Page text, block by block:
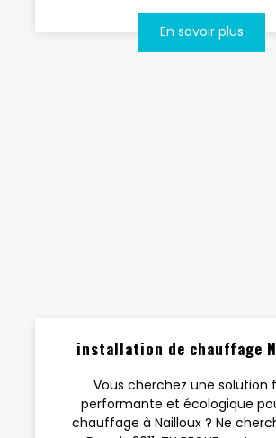
En savoir plus
installation de chauffage
Vous cherchez une solution
performante et écologique
chauffage à Nailloux ? Ne